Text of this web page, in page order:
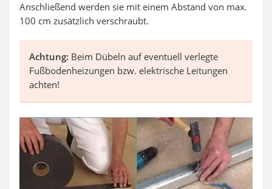
Anschließend werden sie mit einem Abstand von max.
100 cm zusätzlich verschraubt.
Achtung: Beim Dübeln auf eventuell verlegte
Fußbodenheizungen bzw. elektrische Leitungen
achten!